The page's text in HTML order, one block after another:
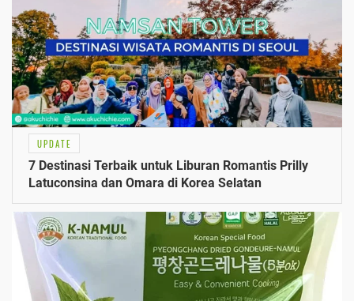
UPDATE
7 Destinasi Terbaik untuk Liburan Romantis Prilly
Latuconsina dan Omara di Korea Selatan